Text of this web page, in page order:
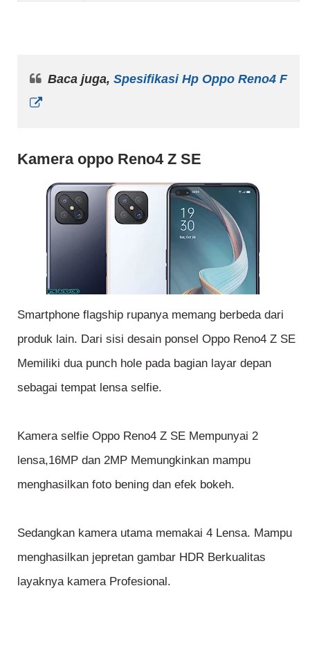
Baca juga, Spesifikasi Hp Oppo Reno4 F
Kamera oppo Reno4 Z SE
Smartphone flagship rupanya memang berbeda dari
produk lain. Dari sisi desain ponsel Oppo Reno4 Z SE
Memiliki dua punch hole pada bagian layar depan
sebagai tempat lensa selfie.
Kamera selfie Oppo Reno4 Z SE Mempunyai 2
lensa,16MP dan 2MP Memungkinkan mampu
menghasilkan foto bening dan efek bokeh.
Sedangkan kamera utama memakai 4 Lensa. Mampu
menghasilkan jepretan gambar HDR Berkualitas
layaknya kamera Profesional.